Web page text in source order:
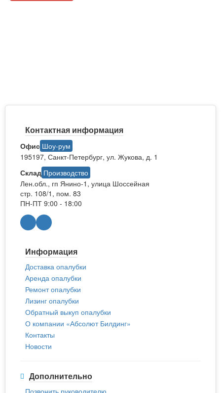
Контактная информация
Офис Шоу-рум
195197, Санкт-Петербург, ул. Жукова, д. 1
Склад Производство
Лен.обл., гп Янино-1, улица Шоссейная
стр. 108/1, пом. 83
ПН-ПТ 9:00 - 18:00
Информация
Доставка опалубки
Аренда опалубки
Ремонт опалубки
Лизинг опалубки
Обратный выкуп опалубки
О компании «Абсолют Билдинг»
Контакты
Новости
Дополнительно
Позвонить руководителю